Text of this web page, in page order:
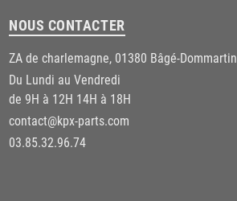
NOUS CONTACTER
ZA de charlemagne, 01380 Bâgé-Dommartin
Du Lundi au Vendredi
de 9H à 12H 14H à 18H
contact@kpx-parts.com
03.85.32.96.74